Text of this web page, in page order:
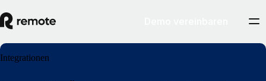
Integrationen